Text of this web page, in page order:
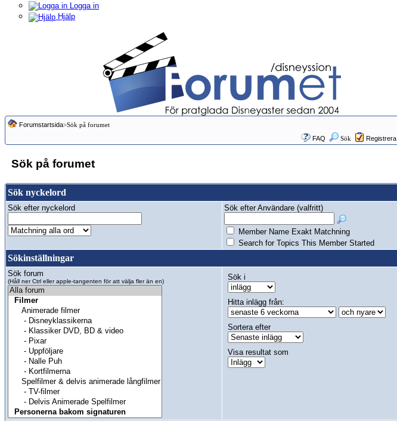
Logga in
Hjälp
Forumstartsida>Sök på forumet
FAQ
Sök Registrera
Sök på forumet
Sök nyckelord
Sök efter nyckelord Sök efter Användare (valfritt)
Member Name Exakt Matchning
Search for Topics This Member Started
Sökinställningar
Sök forum
(Håll ner Ctrl eller apple-tangenten för att välja fler än en) Sök i
Hitta inlägg från:
Sortera efter
Visa resultat som